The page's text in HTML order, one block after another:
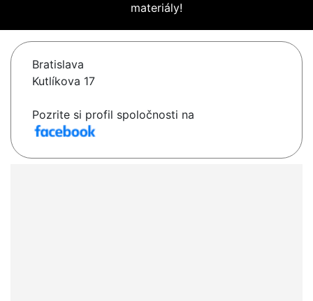
materiály!
Bratislava
Kutlíkova 17
Pozrite si profil spoločnosti na